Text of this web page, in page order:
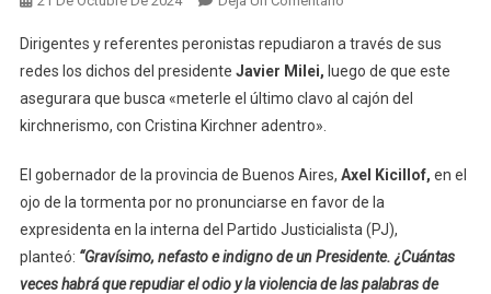
Reacción
Del
Peronismo
Dichos
De
Milei
Sobre
Cristina
Dirigentes y referentes peronistas repudiaron a través de sus
redes los dichos del presidente Javier Milei, luego de que este
asegurara que busca «meterle el último clavo al cajón del
kirchnerismo, con Cristina Kirchner adentro».
El gobernador de la provincia de Buenos Aires, Axel Kicillof, en el
ojo de la tormenta por no pronunciarse en favor de la
expresidenta en la interna del Partido Justicialista (PJ),
planteó: “Gravísimo, nefasto e indigno de un Presidente. ¿Cuántas
veces habrá que repudiar el odio y la violencia de las palabras de